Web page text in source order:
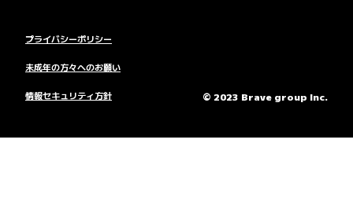
© 2023 Brave group Inc.
プライバシーポリシー
未成年の方々へのお願い
情報セキュリティ方針